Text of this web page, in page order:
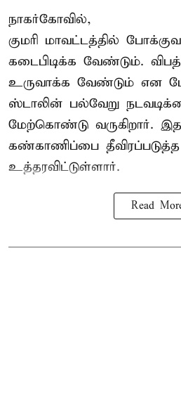
நாகர்கோவில்,
குமரி மாவட்டத்தில்
கடைபிடிக்க வேண்டும்.
உருவாக்க வேண்டும் என
ஸ்டாலின் பல்வேறு
மேற்கொண்டு வருகிறார்.
கண்காணிப்பை
உத்தரவிட்டுள்ளார்.
Read